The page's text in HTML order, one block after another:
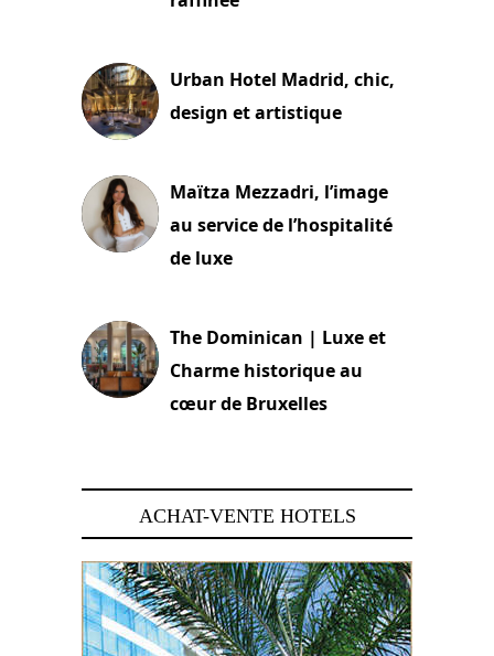
Urban Hotel Madrid, chic,
design et artistique
Maïtza Mezzadri, l’image
au service de l’hospitalité
de luxe
The Dominican | Luxe et
Charme historique au
cœur de Bruxelles
ACHAT-VENTE HOTELS